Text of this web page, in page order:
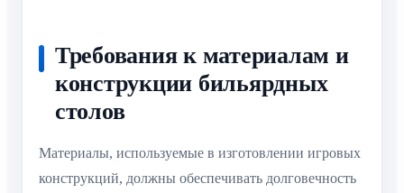
Требования к материалам и
конструкции бильярдных
столов
Материалы, используемые в изготовлении игровых
конструкций, должны обеспечивать долговечность